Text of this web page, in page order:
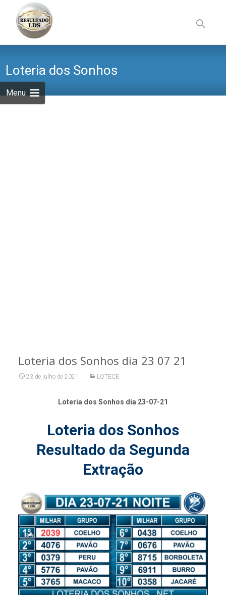
Menu
to
content
por:
Loteria dos Sonhos
Loteria dos Sonhos dia 23 07 21
23 de julho de 2021 LOTECE
Loteria dos Sonhos dia 23-07-21
Loteria dos Sonhos
Resultado da Segunda
Extração